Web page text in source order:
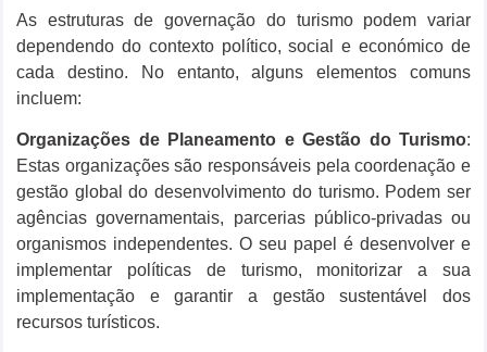
As estruturas de governação do turismo podem variar
dependendo do contexto político, social e económico de
cada destino. No entanto, alguns elementos comuns
incluem:
Organizações de Planeamento e Gestão do Turismo:
Estas organizações são responsáveis ​​pela coordenação e
gestão global do desenvolvimento do turismo. Podem ser
agências governamentais, parcerias público-privadas ou
organismos independentes. O seu papel é desenvolver e
implementar políticas de turismo, monitorizar a sua
implementação e garantir a gestão sustentável dos
recursos turísticos.